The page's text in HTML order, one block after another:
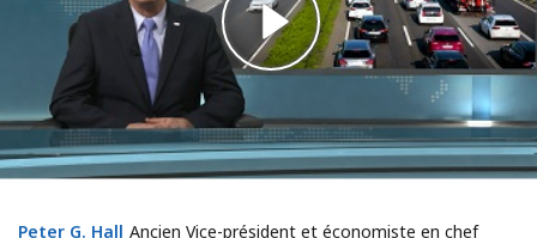
Peter G. Hall
Peter G. Hall Ancien Vice-président et économiste en chef